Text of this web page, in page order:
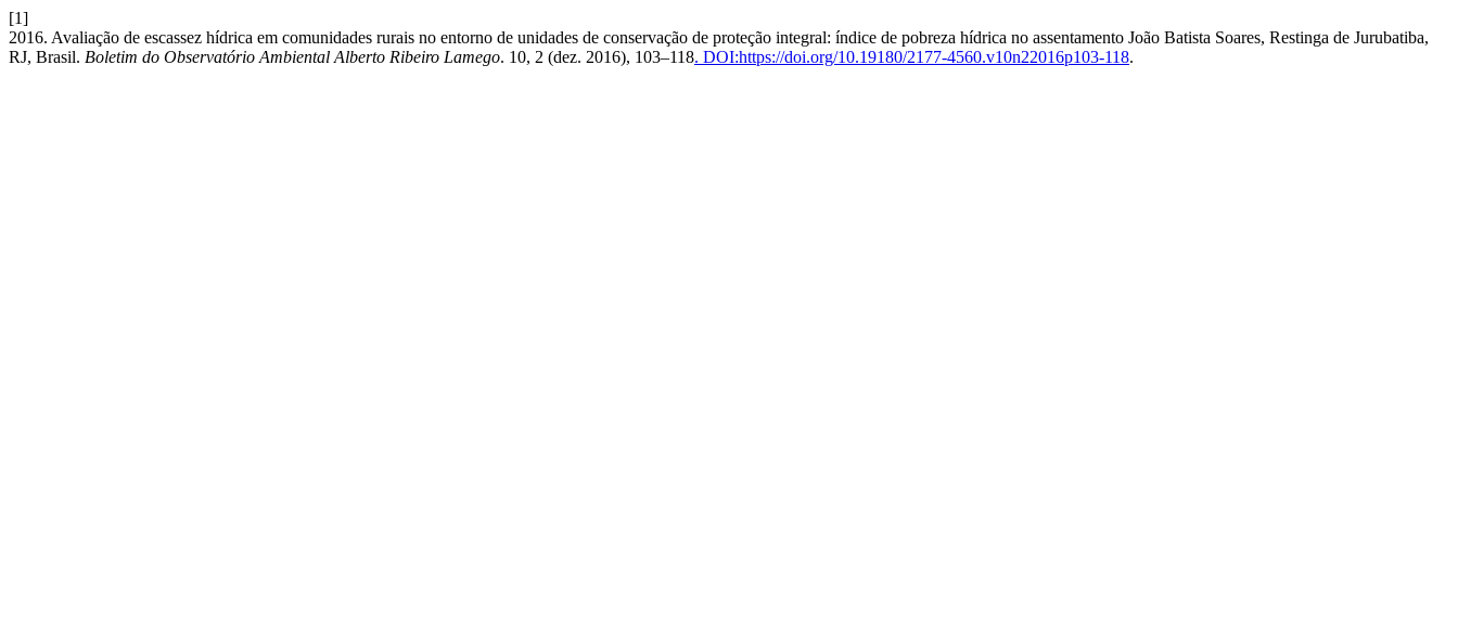
[1]
2016. Avaliação de escassez hídrica em comunidades rurais no entorno de unidades de conservação de proteção integral: índice de pobreza hídrica no assentamento João Batista Soares, Restinga de Jurubatiba,
RJ, Brasil. Boletim do Observatório Ambiental Alberto Ribeiro Lamego. 10, 2 (dez. 2016), 103–118. DOI:https://doi.org/10.19180/2177-4560.v10n22016p103-118.